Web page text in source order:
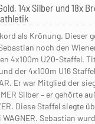
14x Silber und 18x
als Krönung. Dieser
noch den
4x100m U20-Staffel.
der 4x100m U16
Er war Mitglied der
Silber – er gehörte
Diese Staffel siegte
Sebastian